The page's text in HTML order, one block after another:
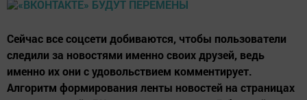
Сейчас все соцсети добиваются, чтобы пользователи
следили за новостями именно своих друзей, ведь
именно их они с удовольствием комментирует.
Алгоритм формирования ленты новостей на страницах